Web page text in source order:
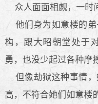
众人面面相觑，一时
他们身为如意楼的弟
构，跟大昭朝堂处于
勇，也没少起过各种摩
但像劫狱这种事情，
高，不符合她们如意楼